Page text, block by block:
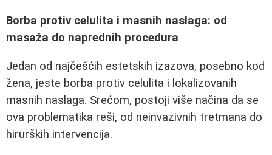
Borba protiv celulita i masnih naslaga: od
masaža do naprednih procedura
Jedan od najčešćih estetskih izazova, posebno kod
žena, jeste borba protiv celulita i lokalizovanih
masnih naslaga. Srećom, postoji više načina da se
ova problematika reši, od neinvazivnih tretmana do
hirurških intervencija.